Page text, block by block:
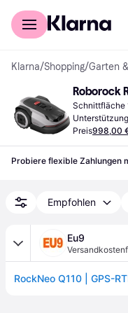
Für Shopper
Klarna/Shopping/Garten
Roborock
Schnittfläche
Preis998,00
Probiere flexible Zahlungen
Empfohlen
Eu9